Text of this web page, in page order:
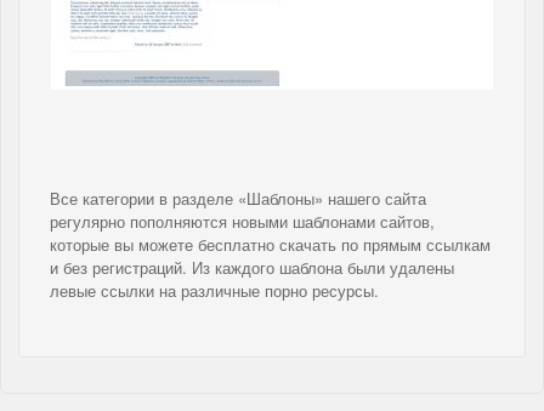
Все категории в разделе «Шаблоны» нашего сайта
регулярно пополняются новыми шаблонами сайтов,
которые вы можете бесплатно скачать по прямым ссылкам
и без регистраций. Из каждого шаблона были удалены
левые ссылки на различные порно ресурсы.